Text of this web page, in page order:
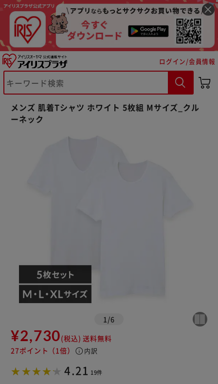
ログイン/会員情報
メンズ 肌着Tシャツ ホワイト 5枚組 Mサイズ_クル
ーネック
1 /6
¥2,730(税込) 送料無料
27ポイント （1倍） info 内訳
4.21 19件
※ご確認ください
カートに入れる